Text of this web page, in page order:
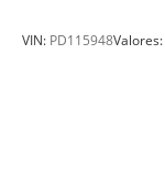
VIN: PD115948Valores: